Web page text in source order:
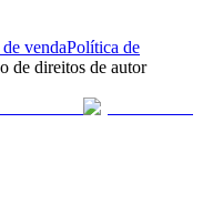
vendaPolítica de
de direitos de autor